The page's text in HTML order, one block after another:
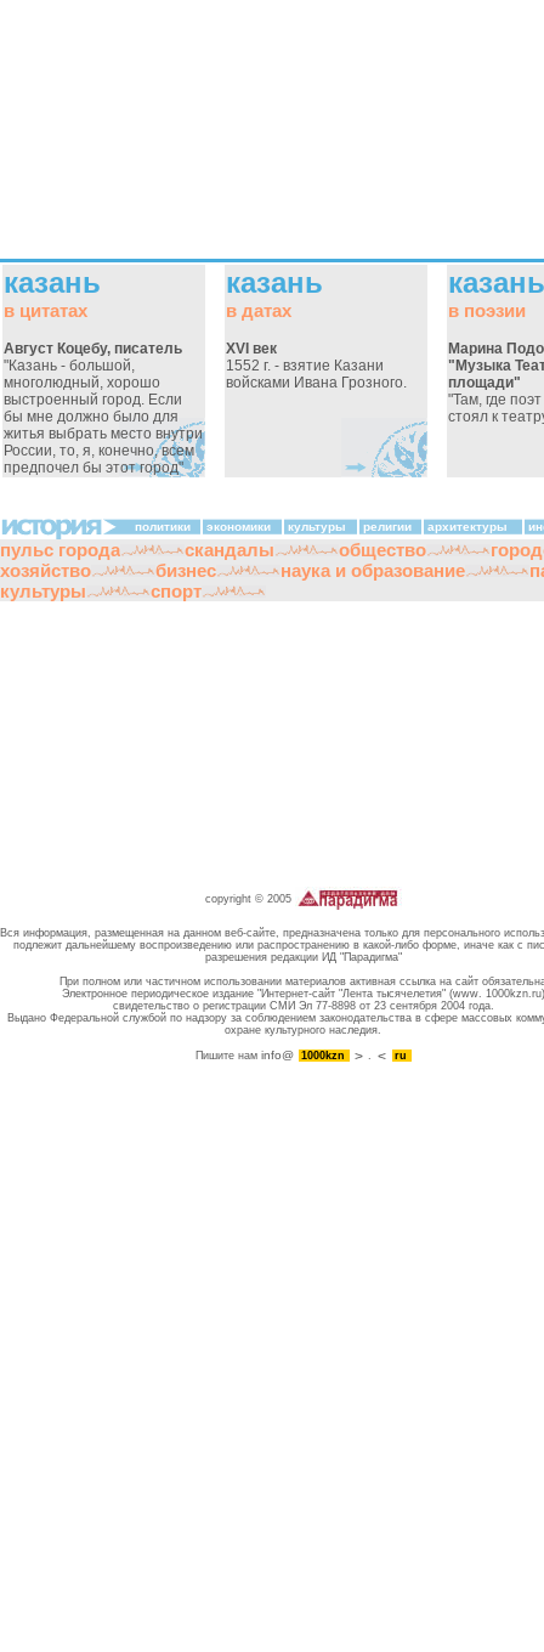
казань
в цитатах
Август Коцебу, писатель
"Казань - большой,
многолюдный, хорошо
выстроенный город. Если
бы мне должно было для
житья выбрать место внутри
России, то, я, конечно, всем
предпочел бы этот город"
казань
в датах
XVI век
1552 г. - взятие Казани
войсками Ивана Грозного.
казань
в поэзии
Марина
"Музыка
площади"
"Там, где
стоял к
политики экономики культуры религии архитектуры
пульс города скандалы общество
хозяйство
бизнес наука и образование
культуры
спорт
copyright © 2005
Вся информация, размещенная на данном веб-сайте, предназначена только для персонального
подлежит дальнейшему воспроизведению или распространению в какой-либо форме, иначе как с
разрешения редакции ИД "Парадигма"
При полном или частичном использовании материалов активная ссылка на сайт
Электронное периодическое издание "Интернет-сайт "Лента тысячелетия" (www. 1000kzn.ru)
свидетельство о регистрации СМИ Эл 77-8898 от 23 сентября 2004 года.
Выдано Федеральной службой по надзору за соблюдением законодательства в сфере массовых
охране культурного наследия.
Пишите намinfo@ 1000kzn . ru